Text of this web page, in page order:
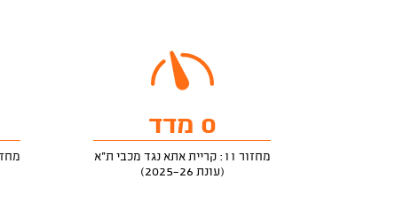
0 מדד
מחזור 11: קריית אתא נגד מכבי ת"א
(עונת 2025-26)
מחזור 11: קריית